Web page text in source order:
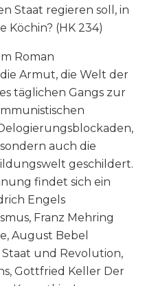
Staat regieren soll, in
Köchin? (HK 234)
Roman
Armut, die Welt der
täglichen Gangs zur
auch die
geschildert.
findet sich ein
Engels
Franz Mehring
August Bebel
Staat und Revolution,
Gottfried Keller Der